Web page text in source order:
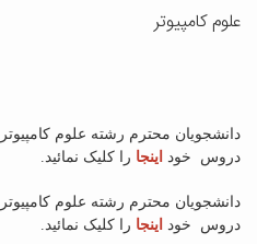
علوم کامپیوتر
دروس خود اینجا را کلیک نمائید.
دروس خود اینجا را کلیک نمائید.